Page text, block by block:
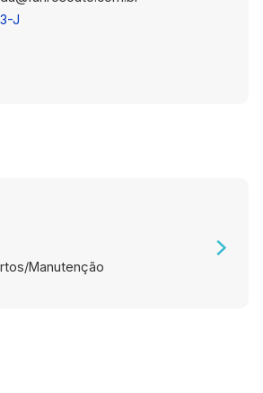
J
Manutenção